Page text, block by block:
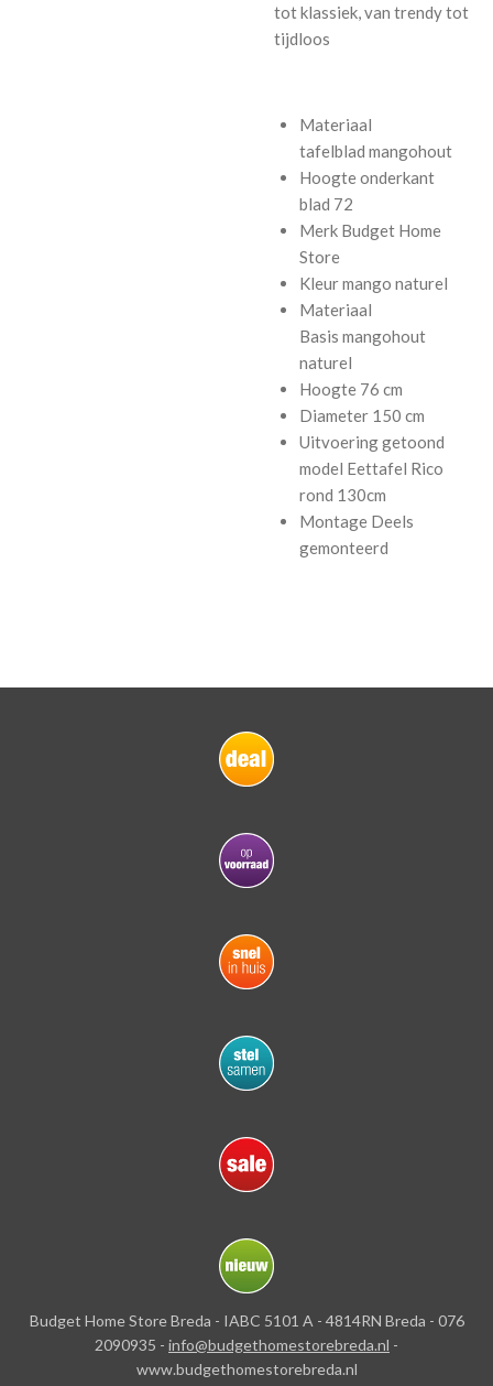
tot klassiek, van trendy tot
tijdloos
Materiaal
tafelblad mangohout
Hoogte onderkant
blad 72
Merk Budget Home
Store
Kleurmango naturel
Materiaal
Basis mangohout
naturel
Hoogte 76 cm
Diameter 150 cm
Uitvoering getoond
model Eettafel Rico
rond 130cm
Montage Deels
gemonteerd
Budget Home Store Breda - IABC 5101 A - 4814RN Breda - 076
2090935 - info@budgethomestorebreda.nl -
www.budgethomestorebreda.nl